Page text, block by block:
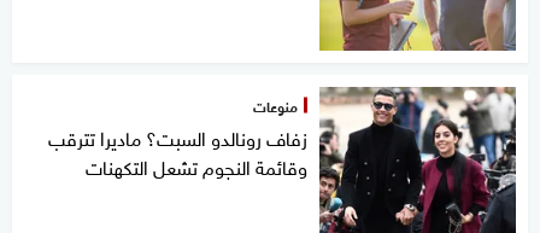
منوعات
زفاف رونالدو السبت؟ ماديرا تترقب
وقائمة النجوم تشعل التكهنات